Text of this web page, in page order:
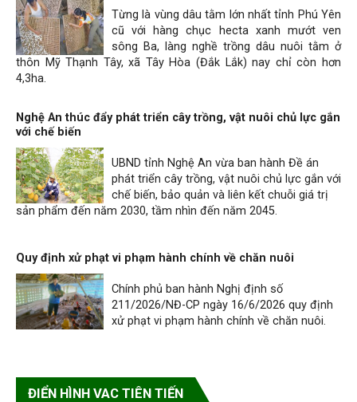
Từng là vùng dâu tằm lớn nhất tỉnh Phú Yên
cũ với hàng chục hecta xanh mướt ven
sông Ba, làng nghề trồng dâu nuôi tằm ở
thôn Mỹ Thạnh Tây, xã Tây Hòa (Đắk Lắk) nay chỉ còn hơn
4,3ha.
Nghệ An thúc đẩy phát triển cây trồng, vật nuôi chủ lực gắn
với chế biến
UBND tỉnh Nghệ An vừa ban hành Đề án
phát triển cây trồng, vật nuôi chủ lực gắn với
chế biến, bảo quản và liên kết chuỗi giá trị
sản phẩm đến năm 2030, tầm nhìn đến năm 2045.
Quy định xử phạt vi phạm hành chính về chăn nuôi
Chính phủ ban hành Nghị định số
211/2026/NĐ-CP ngày 16/6/2026 quy định
xử phạt vi phạm hành chính về chăn nuôi.
ĐIỂN HÌNH VAC TIÊN TIẾN